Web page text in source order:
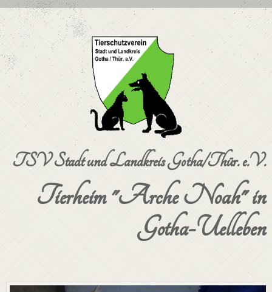
TSV Stadt und Landkreis Gotha/Thür. e.V.
Tierheim "Arche Noah" in
Gotha-Uelleben